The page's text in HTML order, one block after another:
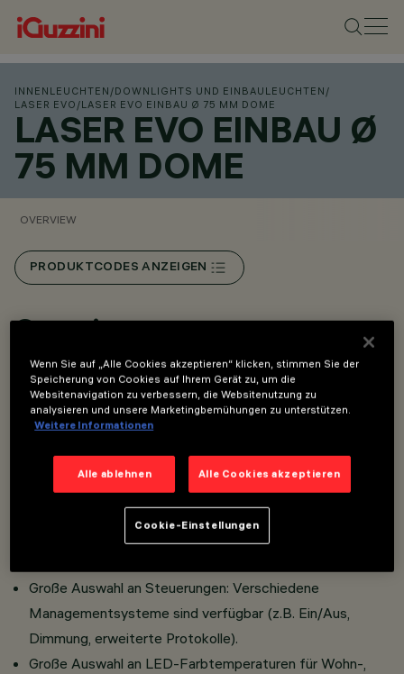
INNENLEUCHTEN /DOWNLIGHTS UND EINBAULEUCHTEN /
LASER EVO /LASER EVO EINBAU Ø 75 MM DOME
LASER EVO EINBAU Ø
75 MM DOME
OVERVIEW
PRODUKTCODES ANZEIGEN
Overview
Dome-Version: Die Geometrie des Rasters,
inspiriert von architektonischen Gewölben,
reflektiert das Licht voll, gedämpft oder fast
unmerklich, je nach Oberflächenbeschaffenheit, und
moduliert so den gesamten Lichteffekt.
Die Leuchte kann in der Standardversion mit Rahmen
Große Auswahl an Steuerungen: Verschiedene
Managementsysteme sind verfügbar (z.B. Ein/Aus,
Dimmung, erweiterte Protokolle).
Große Auswahl an LED-Farbtemperaturen für Wohn-,
Wenn Sie auf „Alle Cookies akzeptieren“ klicken, stimmen Sie der
Speicherung von Cookies auf Ihrem Gerät zu, um die
Websitenavigation zu verbessern, die Websitenutzung zu
analysieren und unsere Marketingbemühungen zu unterstützen.
Weitere Informationen
Alle ablehnen Alle Cookies akzeptieren
Cookie-Einstellungen